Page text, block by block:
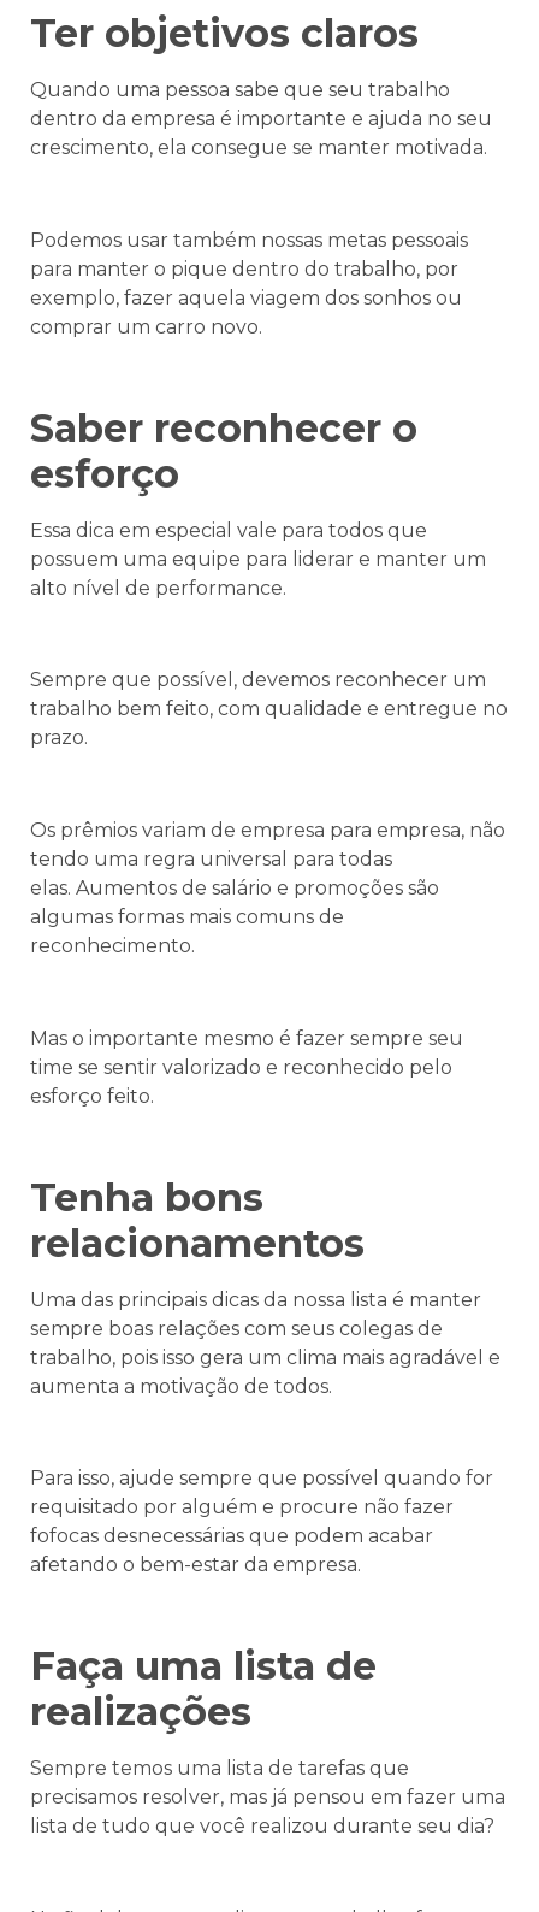
Ter objetivos claros
Quando uma pessoa sabe que seu trabalho
dentro da empresa é importante e ajuda no seu
crescimento, ela consegue se manter motivada.
Podemos usar também nossas metas pessoais
para manter o pique dentro do trabalho, por
exemplo, fazer aquela viagem dos sonhos ou
comprar um carro novo.
Saber reconhecer o
esforço
Essa dica em especial vale para todos que
possuem uma equipe para liderar e manter um
alto nível de performance.
Sempre que possível, devemos reconhecer um
trabalho bem feito, com qualidade e entregue no
prazo.
Os prêmios variam de empresa para empresa, não
tendo uma regra universal para todas
elas. Aumentos de salário e promoções são
algumas formas mais comuns de
reconhecimento.
Mas o importante mesmo é fazer sempre seu
time se sentir valorizado e reconhecido pelo
esforço feito.
Tenha bons
relacionamentos
Uma das principais dicas da nossa lista é manter
sempre boas relações com seus colegas de
trabalho, pois isso gera um clima mais agradável e
aumenta a motivação de todos.
Para isso, ajude sempre que possível quando for
requisitado por alguém e procure não fazer
fofocas desnecessárias que podem acabar
afetando o bem-estar da empresa.
Faça uma lista de
realizações
Sempre temos uma lista de tarefas que
precisamos resolver, mas já pensou em fazer uma
lista de tudo que você realizou durante seu dia?